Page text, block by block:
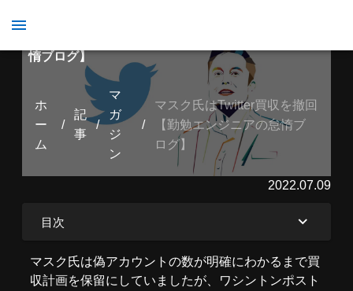
惰ブログ】
ホ
ー
ム
/
記
事
/
マ
ガ
ジ
ン
/
マスク氏はTwitter買収を撤回
【勤勉エンジニアの怠惰ブ
ログ】
2022.07.09
目次
マスク氏は偽アカウントの数が明確にわかるまで買
収計画を保留にしていましたが、ワシントンポスト